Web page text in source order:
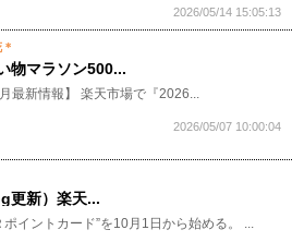
2026/05/14 15:05:13
物マラソン500...
最新情報】 楽天市場で『2026...
2026/05/07 10:00:04
更新）楽天...
ポイントカード”を10月1日から始める。 ...